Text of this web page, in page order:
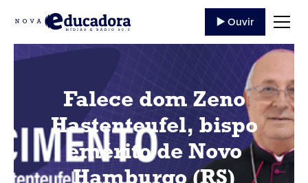
▶️ Ouvir
Falece dom Zeno
Hastenteufel, bispo
emérito de Novo